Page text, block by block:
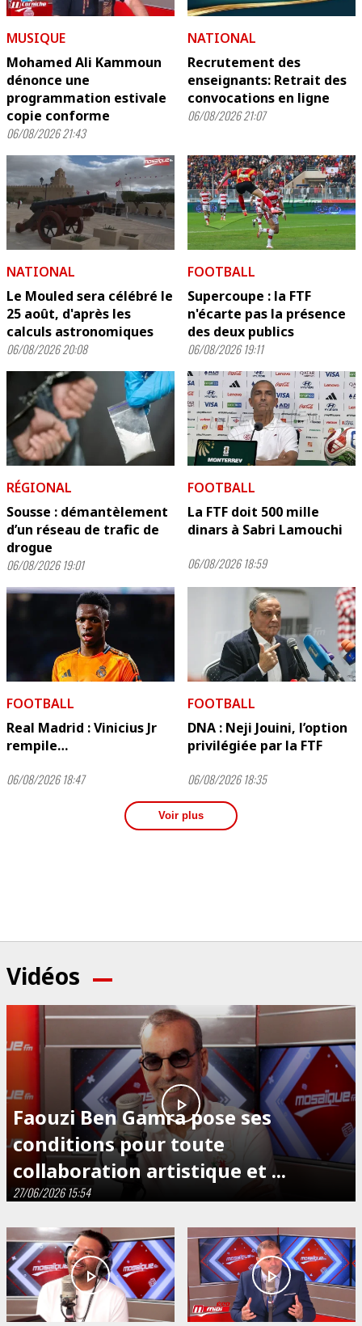
MUSIQUE
Mohamed Ali Kammoun
dénonce une
programmation estivale
copie conforme
06/08/2026 21:43
NATIONAL
Recrutement des
enseignants: Retrait des
convocations en ligne
06/08/2026 21:07
NATIONAL
Le Mouled sera célébré le
25 août, d'après les
calculs astronomiques
06/08/2026 20:08
FOOTBALL
Supercoupe : la FTF
n'écarte pas la présence
des deux publics
06/08/2026 19:11
RÉGIONAL
Sousse : démantèlement
d’un réseau de trafic de
drogue
06/08/2026 19:01
FOOTBALL
La FTF doit 500 mille
dinars à Sabri Lamouchi
06/08/2026 18:59
FOOTBALL
Real Madrid : Vinicius Jr
rempile…
06/08/2026 18:47
FOOTBALL
DNA : Neji Jouini, l’option
privilégiée par la FTF
06/08/2026 18:35
Voir plus
Vidéos
play_arrow
Faouzi Ben Gamra pose ses
conditions pour toute
collaboration artistique et ...
27/06/2026 15:54
play_arrow play_arrow